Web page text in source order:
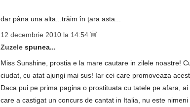
dar pâna una alta...trăim în ţara asta...
12 decembrie 2010 la 14:54
Zuzele spunea...
Miss Sunshine, prostia e la mare cautare in zilele noastre!
ciudat, cu atat ajungi mai sus! Iar cei care promoveaza
Daca pui pe prima pagina o prostituata cu tatele pe afara,
care a castigat un concurs de cantat in Italia, nu este nimeni